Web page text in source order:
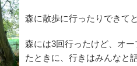
森に散歩に行ったりできて
森には3回行ったけど、オ
たときに、行きはみんなと